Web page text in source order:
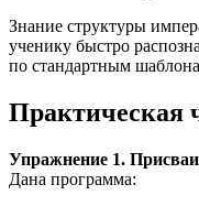
Знание структуры
ученику быстро
по стандартным
Практическая
Упражнение 1.
Дана программа: